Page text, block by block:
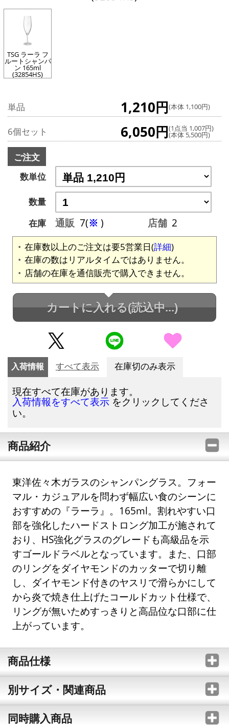
TSG ラーラ フ
ルートシャンパ
ン 165ml
(32854HS)
単品 1,210円(本体 1,100円)
6個セット 6,050円(1点当 1,007円)
(本体 5,500円)
ご注文
数単位
数量
在庫
通販 7(※ ) 店舗 2
在庫数以上のご注文は要5営業日(詳細)
在庫の数はリアルタイムではありません。
店舗の在庫を通信販売で購入できません。
カートに入れる(読込中...)
入荷情報 すべて表示 在庫切のみ表示
現在すべて在庫があります。
入荷情報をすべて表示 をクリックしてくださ
い。
商品紹介
東洋佐々木ガラスのシャンパングラス。フォー
マル・カジュアルを問わず幅広い食のシーンに
おすすめの『ラーラ』。165ml。割れやすい口
部を強化したハードストロング加工が施されて
おり、HS強化グラスのグレードも高級品を示
すゴールドラベルとなっています。また、口部
のリングをダイヤモンドのカッターで切り離
し、ダイヤモンド付きのヤスリで滑らかにして
から炎で焼き仕上げたコールドカット仕様で、
リングが無いためすっきりと高品位な口部に仕
上がっています。
商品仕様
別サイズ・関連商品
同時購入商品